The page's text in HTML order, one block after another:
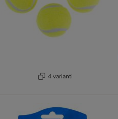
4 varianti